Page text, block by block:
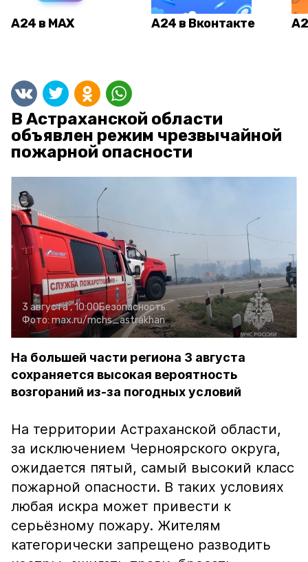
А24 в MAX А24 в Вконтакте
В Астраханской области
объявлен режим чрезвычайной
пожарной опасности
3 августа , 10:00Безопасность
Фото: max.ru/mchs_astrakhan
На большей части региона 3 августа
сохраняется высокая вероятность
возгораний из-за погодных условий
На территории Астраханской области,
за исключением Черноярского округа,
ожидается пятый, самый высокий класс
пожарной опасности. В таких условиях
любая искра может привести к
серьёзному пожару. Жителям
категорически запрещено разводить